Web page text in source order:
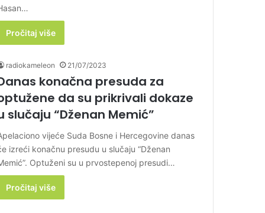
Pročitaj više
radiokameleon 21/07/2023
konačna presuda za
da su prikrivali dokaze
slučaju “Dženan Memić”
vijeće Suda Bosne i Hercegovine danas
izreći konačnu presudu u slučaju “Dženan
Optuženi su u prvostepenoj presudi…
Pročitaj više